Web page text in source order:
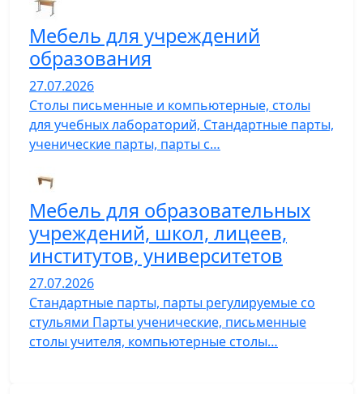
Мебель для учреждений
образования
27.07.2026
Столы письменные и компьютерные, столы
для учебных лабораторий, Стандартные парты,
ученические парты, парты с…
Мебель для образовательных
учреждений, школ, лицеев,
институтов, университетов
27.07.2026
Стандартные парты, парты регулируемые со
стульями Парты ученические, письменные
столы учителя, компьютерные столы…